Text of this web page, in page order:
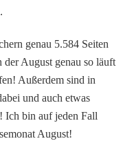
genau 5.584 Seiten
August genau so läuft
Außerdem sind in
und auch etwas
Ich bin auf jeden Fall
August!